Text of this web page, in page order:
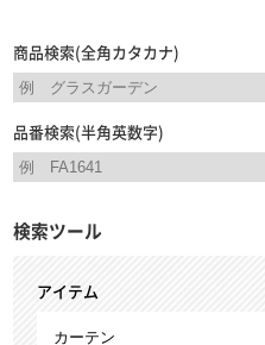
商品検索(全角カタカナ)
品番検索(半角英数字)
検索ツール
アイテム